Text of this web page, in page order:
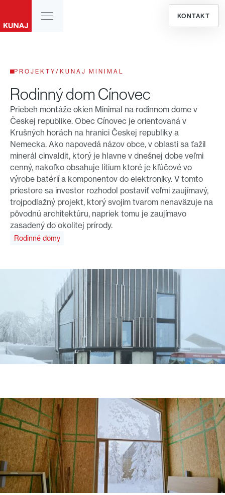
KONTAKT
PROJEKTY / KUNAJ MINIMAL
Rodinný dom Cínovec
Priebeh montáže okien Minimal na rodinnom dome v
Českej republike. Obec Cínovec je orientovaná v
Krušných horách na hranici Českej republiky a
Nemecka. Ako napovedá názov obce, v oblasti sa ťažil
minerál cinvaldit, ktorý je hlavne v dnešnej dobe veľmi
cenný, nakoľko obsahuje lítium ktoré je kľúčové vo
výrobe batérií a komponentov do elektroniky. V tomto
priestore sa investor rozhodol postaviť veľmi zaujímavý,
trojpodlažný projekt, ktorý svojim tvarom nenaväzuje na
pôvodnú architektúru, napriek tomu je zaujímavo
zasadený do okolitej prírody.
Rodinné domy